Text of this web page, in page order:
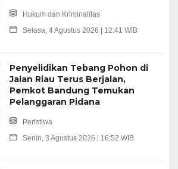
Hukum dan Kriminalitas
Selasa, 4 Agustus 2026 | 12:41 WIB
Penyelidikan Tebang Pohon di
Jalan Riau Terus Berjalan,
Pemkot Bandung Temukan
Pelanggaran Pidana
Peristiwa
Senin, 3 Agustus 2026 | 16:52 WIB